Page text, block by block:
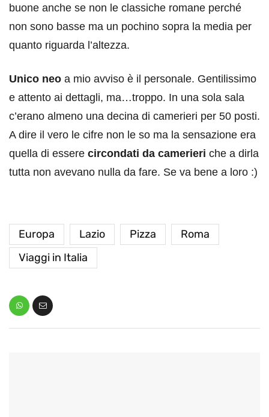
buone anche se non le classiche romane perché
non sono basse ma un pochino sopra la media per
quanto riguarda l’altezza.
Unico neo a mio avviso è il personale. Gentilissimo
e attento ai dettagli, ma…troppo. In una sola sala
c’erano almeno una decina di camerieri per 50 posti.
A dire il vero le cifre non le so ma la sensazione era
quella di essere circondati da camerieri che a dirla
tutta non avevano nulla da fare. Se va bene a loro :)
Europa Lazio Pizza
Roma
Viaggi in Italia